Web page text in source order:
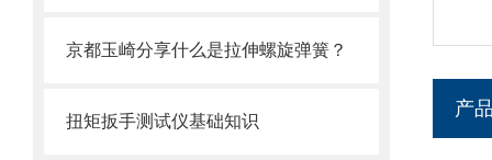
京都玉崎分享什么是拉伸螺旋弹簧？
扭矩扳手测试仪基础知识
产